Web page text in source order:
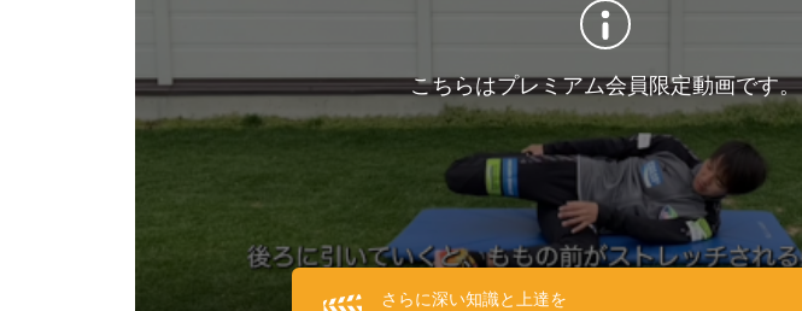
こちらはプレミアム会員限定動画です。
さらに深い知識と上達を